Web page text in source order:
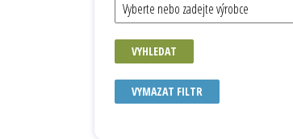
VYHLEDAT
VYMAZAT FILTR